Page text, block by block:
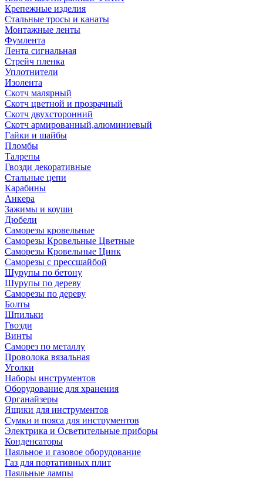
Крепежные изделия
Стальные тросы и канаты
Монтажные ленты
Фумлента
Лента сигнальная
Стрейч пленка
Уплотнители
Изолента
Скотч малярный
Скотч цветной и прозрачный
Скотч двухсторонний
Скотч армированный,алюминиевый
Гайки и шайбы
Пломбы
Талрепы
Гвозди декоративные
Стальные цепи
Карабины
Анкера
Зажимы и коуши
Дюбели
Саморезы кровельные
Саморезы Кровельные Цветные
Саморезы Кровельные Цинк
Саморезы с прессшайбой
Шурупы по бетону
Шурупы по дереву
Саморезы по дереву
Болты
Шпильки
Гвозди
Винты
Саморез по металлу
Проволока вязальная
Уголки
Наборы инструментов
Оборудование для хранения
Органайзеры
Ящики для инструментов
Сумки и пояса для инструментов
Электрика и Осветительные приборы
Конденсаторы
Паяльное и газовое оборудование
Газ для портативных плит
Паяльные лампы